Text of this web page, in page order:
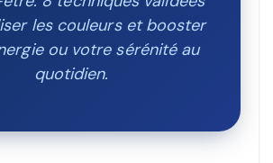
les couleurs et booster
ou votre sérénité au
quotidien.